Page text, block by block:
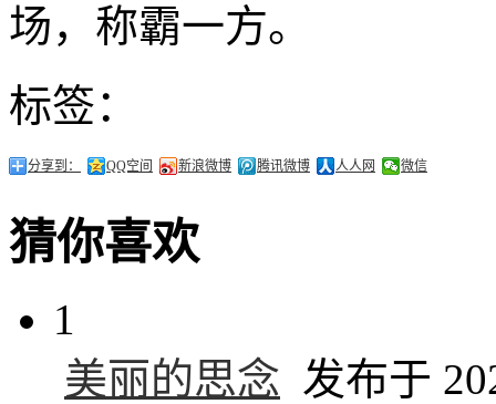
场，称霸一方。
标签：
分享到： QQ空间 新浪微博 腾讯微博 人人网 微信
猜你喜欢
1
美丽的思念 发布于